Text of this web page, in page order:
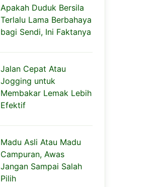
Apakah Duduk Bersila
Terlalu Lama Berbahaya
bagi Sendi, Ini Faktanya
Jalan Cepat Atau
Jogging untuk
Membakar Lemak Lebih
Efektif
Madu Asli Atau Madu
Campuran, Awas
Jangan Sampai Salah
Pilih